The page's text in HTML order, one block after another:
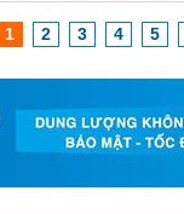
1 2 3 4 5